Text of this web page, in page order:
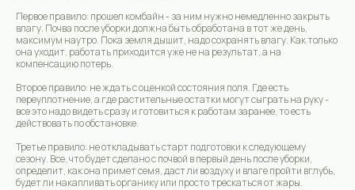
Первое правило: прошел комбайн - за ним нужно немедленно закрыть
влагу. Почва после уборки должна быть обработана в тот же день,
максимум наутро. Пока земля дышит, надо сохранять влагу. Как только
она уходит, работать приходится уже не на результат, а на
компенсацию потерь.
Второе правило: не ждать с оценкой состояния поля. Где есть
переуплотнение, а где растительные остатки могут сыграть на руку -
все это надо видеть сразу и готовиться к работам заранее, то есть
действовать по обстановке.
Третье правило: не откладывать старт подготовки к следующему
сезону. Все, что будет сделано с почвой в первый день после уборки,
определит, как она примет семя, даст ли воздуху и влаге пройти вглубь,
будет ли накапливать органику или просто трескаться от жары.